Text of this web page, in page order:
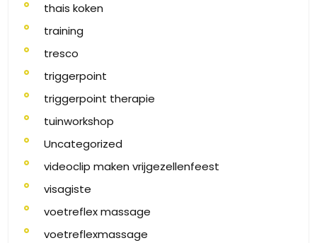
thais koken
training
tresco
triggerpoint
triggerpoint therapie
tuinworkshop
Uncategorized
videoclip maken vrijgezellenfeest
visagiste
voetreflex massage
voetreflexmassage